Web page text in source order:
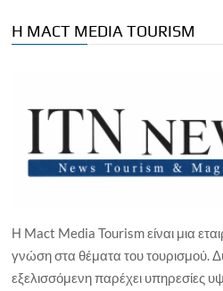
Η MACT MEDIA TOURISM
Η Mact Media Tourism είναι μια
γνώση στα θέματα του τουρισμού.
εξελισσόμενη παρέχει υπηρεσίες